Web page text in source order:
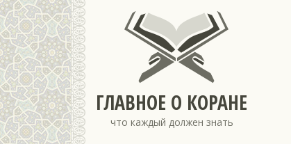
ГЛАВНОЕ О КОРАНЕ
что каждый должен знать